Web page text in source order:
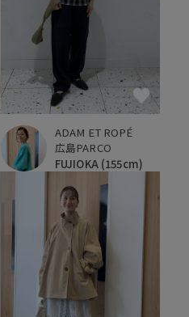
ADAM ET ROPÉ
広島PARCO
FUJIOKA (155cm)